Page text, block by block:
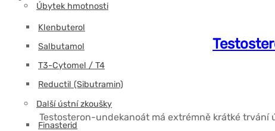
Úbytek hmotnosti
Klenbuterol
Salbutamol
T3-Cytomel / T4
Reductil (Sibutramin)
Další ústní zkoušky
Finasterid
Testosteron-undekanoát má extrémně krátké trvání